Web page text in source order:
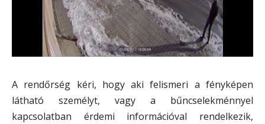
A rendőrség kéri, hogy aki felismeri a fényképen
látható személyt, vagy a bűncselekménnyel
kapcsolatban érdemi információval rendelkezik,